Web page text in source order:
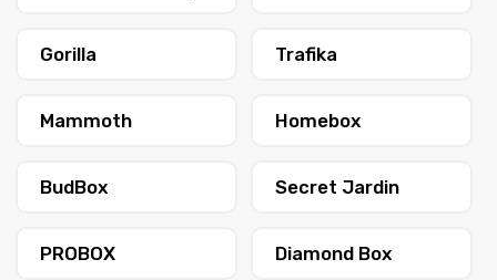
Gorilla Trafika
Mammoth Homebox
BudBox Secret Jardin
PROBOX Diamond Box